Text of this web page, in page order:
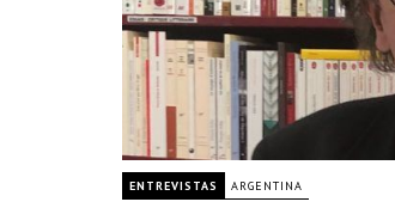
ENTREVISTAS ARGENTINA